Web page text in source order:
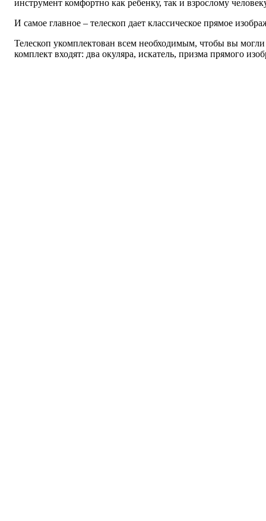
инструмент комфортно как ребенку, так и взрослому
И самое главное – телескоп дает классическое прямое
Телескоп укомплектован всем необходимым, чтобы вы
комплект входят: два окуляра, искатель, призма прямого